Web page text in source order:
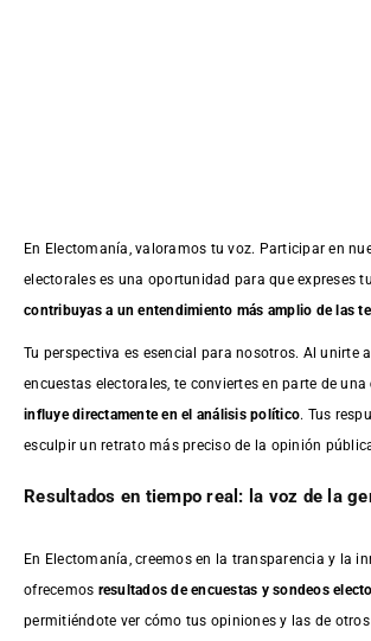
En Electomanía, valoramos tu voz. Participar en
electorales es una oportunidad para que expreses
contribuyas a un entendimiento más amplio de las
Tu perspectiva es esencial para nosotros. Al unirte
encuestas electorales, te conviertes en parte de una
influye directamente en el análisis político. Tus
esculpir un retrato más preciso de la opinión
Resultados en tiempo real: la voz de la
En Electomanía, creemos en la transparencia y la
ofrecemos resultados deencuestas y sondeos
permitiéndote ver cómo tus opiniones y las de otros